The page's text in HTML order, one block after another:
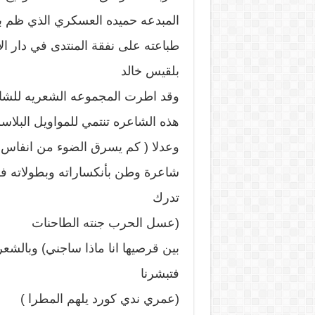
طباعته على نفقة المنتدى في دار
بلقيس خالد
وقد اطرت المجموعه الشعريه
هذه الشاعره تنتمي للمواويل
وعدلا ( كم يسرق الضوء من
شاعرة وطن بأنكساراته
تدرك
(عسل الحرب جنته الطاحنات
بين قرصيها انا ماذا ساجني)
فتبشرنا
(عمري ندي كورد يلهم المطرا )